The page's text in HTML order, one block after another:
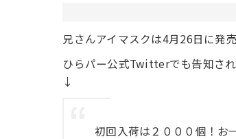
兄さんアイマスクは4月26日に発
ひらパー公式Twitterでも告知され
↓
初回入荷は２０００個！お